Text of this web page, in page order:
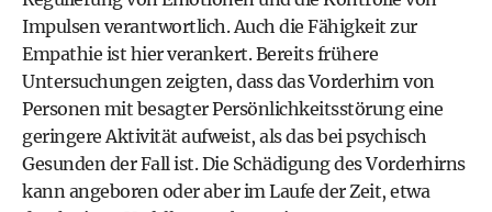
Impulsen verantwortlich. Auch die Fähigkeit zur
Empathie ist hier verankert. Bereits frühere
Untersuchungen zeigten, dass das Vorderhirn von
Personen mit besagter Persönlichkeitsstörung eine
geringere Aktivität aufweist, als das bei psychisch
Gesunden der Fall ist. Die Schädigung des Vorderhirns
kann angeboren oder aber im Laufe der Zeit, etwa